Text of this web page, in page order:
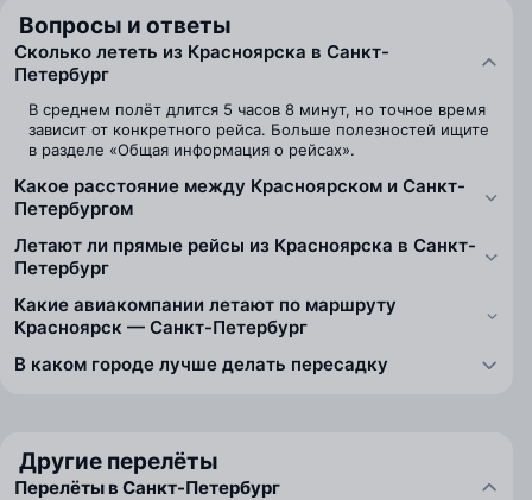
Вопросы и ответы
Сколько лететь из Красноярска в Санкт-
Петербург
В среднем полёт длится 5 часов 8 минут, но точное время
зависит от конкретного рейса. Больше полезностей ищите
в разделе «Общая информация о рейсах».
Какое расстояние между Красноярском и Санкт-
Петербургом
Летают ли прямые рейсы из Красноярска в Санкт-
Петербург
Какие авиакомпании летают по маршруту
Красноярск — Санкт-Петербург
В каком городе лучше делать пересадку
Другие перелёты
Перелёты в Санкт-Петербург